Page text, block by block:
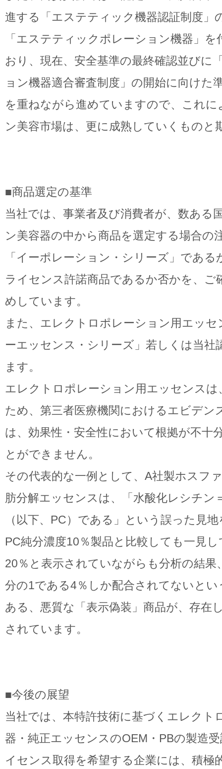
進する「エステティック機器認証制度」
「エステティックポレーション機器」
おり、現在、安全基準の最終確認並びに
ョン機器適合審査制度」の開始に向けた
を重ねながら進めていますので、これ
ン美容市場は、更に成熟していくものと
■商品選定の基準
当社では、事業者及び消費者が、数ある
ン美容器の中から商品を選定する場合の
「イーポレーション・シリーズ」であ
ライセンス許諾商品であるか否かを、
めしています。
また、エレクトロポレーション用エッ
ーエッセンス・シリーズ」若しくは当社
ます。
エレクトロポレーション用エッセンス
ため、第三者医療機関におけるエビデン
は、効果性・安全性において根拠が不十
とができません。
その代表的な一例として、A社製ホスフ
肪分解エッセンスは、「水酸化レシチン
（以下、PC）である」という誤った見
PC純分濃度10％製品と比較しても一見
20％と表示されていながらも分析の結果
分の1である4％しか配合されてないと
ある、悪質な「表示偽装」商品が、存在
されています。
■今後の展望
当社では、本特許技術に基づくエレクト
器・純正エッセンスのOEM・PBの製造
イセンス取得を希望する企業には、積極